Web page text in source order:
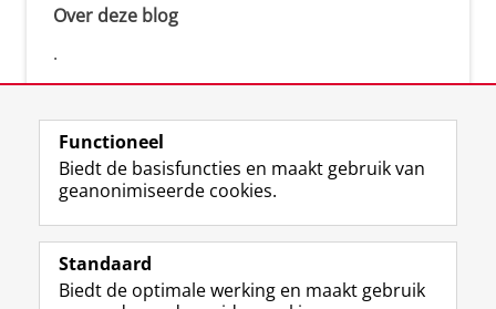
Over deze blog
.
Volg de RUG
F
a
e
L
i
k
R
S
-
I
n
t
Y
o
T
Studiekiezers
Functioneel
Biedt de basisfuncties en maakt gebruik van
geanonimiseerde cookies.
Standaard
Biedt de optimale werking en maakt gebruik